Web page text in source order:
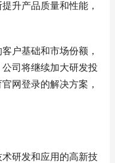
升产品质量和性能，
户基础和市场份额，
司将继续加大研发投
网登录的解决方案，
研发和应用的高新技